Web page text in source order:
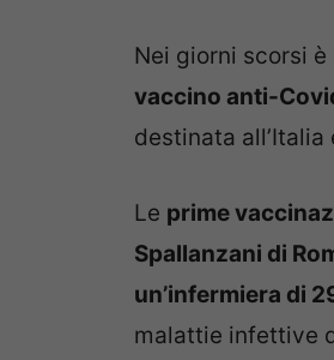
Nei giorni scorsi
vaccino anti-
destinata
Le prime
Spallanzani di
un’infermiera di
malattie infettive